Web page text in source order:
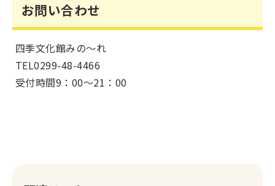
お問い合わせ
四季文化館みの～れ
TEL0299-48-4466
受付時間9：00～21：00